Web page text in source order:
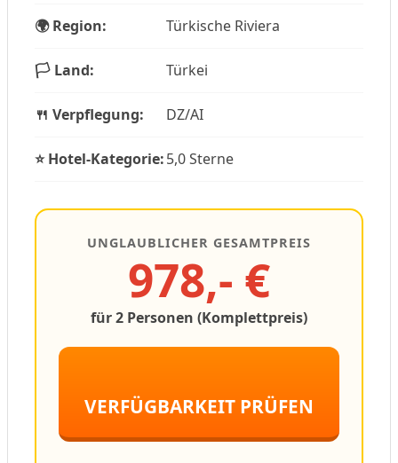
🌍 Region: Türkische Riviera
🏳️ Land: Türkei
🍴 Verpflegung: DZ/AI
⭐ Hotel-Kategorie:5,0 Sterne
UNGLAUBLICHER GESAMTPREIS
978,- €
für 2 Personen (Komplettpreis)
VERFÜGBARKEIT PRÜFEN